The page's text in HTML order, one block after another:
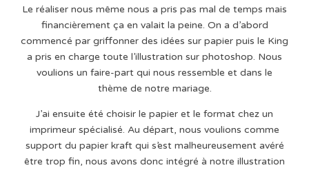
Le réaliser nous même nous a pris pas mal de temps mais
financièrement ça en valait la peine. On a d’abord
commencé par griffonner des idées sur papier puis le King
a pris en charge toute l’illustration sur photoshop. Nous
voulions un faire-part qui nous ressemble et dans le
thème de notre mariage.
J’ai ensuite été choisir le papier et le format chez un
imprimeur spécialisé. Au départ, nous voulions comme
support du papier kraft qui s’est malheureusement avéré
être trop fin, nous avons donc intégré à notre illustration